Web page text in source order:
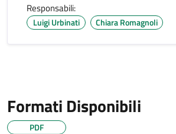
Responsabili:
Luigi Urbinati Chiara Romagnoli
Formati Disponibili
PDF